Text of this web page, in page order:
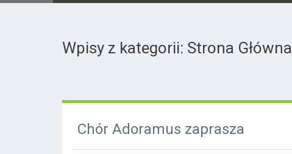
Wpisy z kategorii: Strona Główna
Chór Adoramus zaprasza